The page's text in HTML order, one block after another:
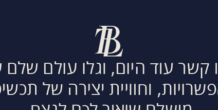
קשר עוד היום, וגלו עולם
וחוויית יצירה של